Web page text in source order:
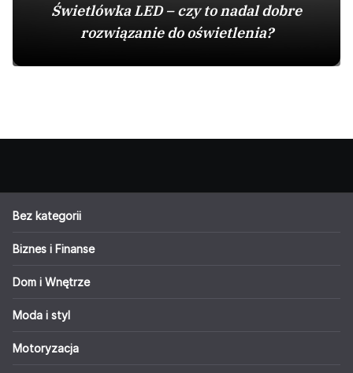
Świetlówka LED – czy to nadal dobre
rozwiązanie do oświetlenia?
Bez kategorii
Biznes i Finanse
Dom i Wnętrze
Moda i styl
Motoryzacja